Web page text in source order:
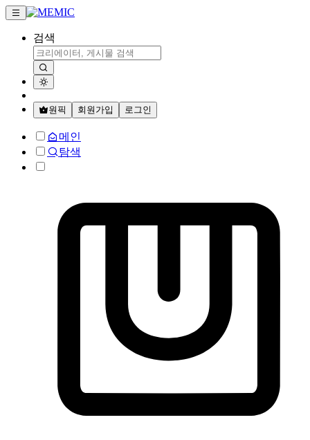
검색
원픽 회원가입 로그인
메인
탐색